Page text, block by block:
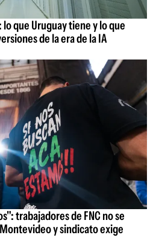
que Uruguay tiene y lo que
de la era de la IA
trabajadores de FNC no se
y sindicato exige